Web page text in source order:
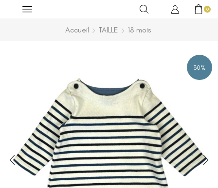
0
Accueil TAILLE 18 mois
30%